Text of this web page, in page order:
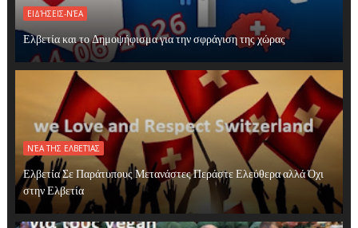
ΕΙΔΉΣΕΙΣ-ΝΈΑ
Ελβετία και το Δημοψήφισμα για την σφράγιση της χώρας
ΝΈΑ ΤΗΣ ΕΛΒΕΤΊΑΣ
Ελβετία Σε Παράτυπους Μετανάστες Περάστε Ελεύθερα αλλά Όχι
στην Ελβετία